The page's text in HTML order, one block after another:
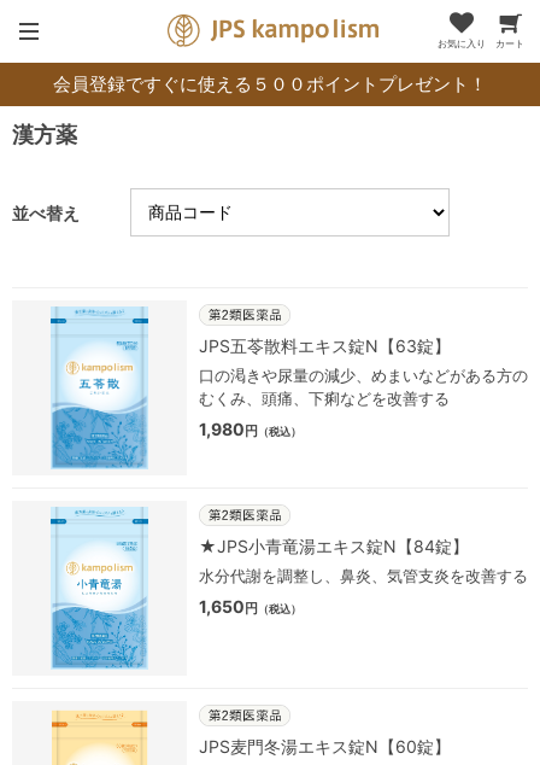
お気に入り カート
会員登録ですぐに使える５００ポイントプレゼント！
漢方薬
並べ替え
JPS五苓散料エキス錠N【63錠】
口の渇きや尿量の減少、めまいなどがある方の
むくみ、頭痛、下痢などを改善する
1,980 円 （税込）
★JPS小青竜湯エキス錠N【84錠】
水分代謝を調整し、鼻炎、気管支炎を改善する
1,650 円 （税込）
JPS麦門冬湯エキス錠N【60錠】